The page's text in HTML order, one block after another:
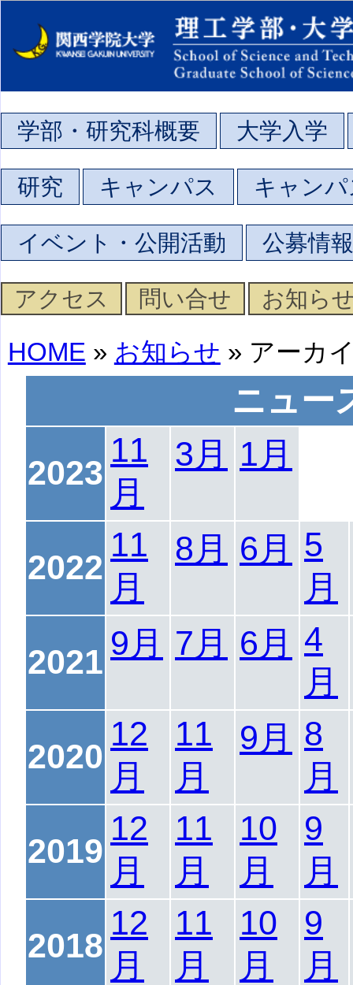
学部・研究科概要 大学入学
研究 キャンパス キャン
イベント・公開活動 公募情報
アクセス 問い合せ お知ら
HOME » お知らせ » アーカ
ニュー
2023
11
月
3月 1月
2022
11
月
8月 6月 5
月
2021 9月 7月 6月 4
月
2020
12
月
11
月
9月 8
月
2019
12
月
11
月
10
月
9
月
2018
12
月
11
月
10
月
9
月